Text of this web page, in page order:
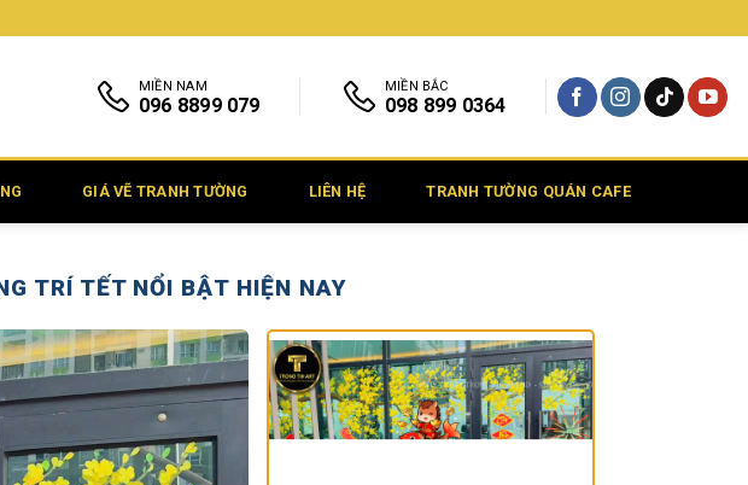
MIỀN NAM
096 8899 079
MIỀN BẮC
098 899 0364
GIÁ VẼ TRANH TƯỜNG LIÊN HỆ TRANH TƯỜNG QUÁN CAFE
TRÍ TẾT NỔI BẬT HIỆN NAY